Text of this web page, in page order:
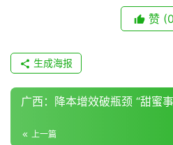
链
销
赞
生成海报
广西：降本增效破瓶颈 “甜蜜
上一篇